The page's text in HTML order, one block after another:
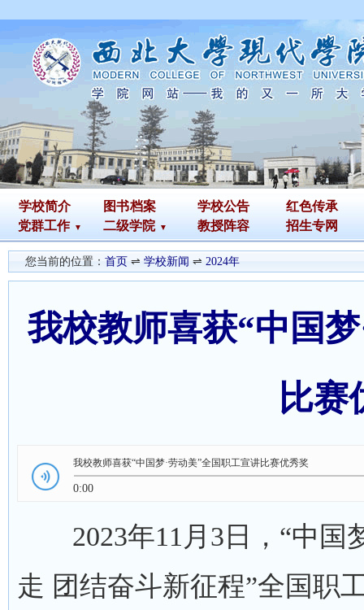
学校简介 图书档案 学校公告
红色传承
党群工作
二级学院 教授阵容 招生专网
您当前的位置： 首页 ⇌ 学校新闻 ⇌ 2024年
我校教师喜获“中国
比赛
0:00
我校教师喜获“中国梦·劳动美”全国职工宣讲比赛优秀奖
2023年11月3日，“中国
走 团结奋斗新征程”全国职